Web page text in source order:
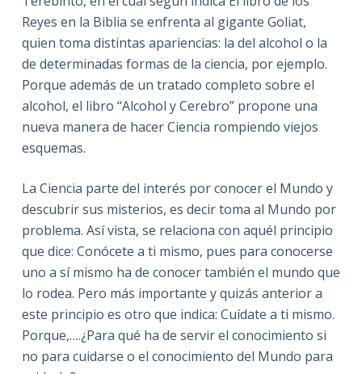
Reyes en la Biblia se enfrenta al gigante Goliat,
quien toma distintas apariencias: la del alcohol o la
de determinadas formas de la ciencia, por ejemplo.
Porque además de un tratado completo sobre el
alcohol, el libro “Alcohol y Cerebro” propone una
nueva manera de hacer Ciencia rompiendo viejos
esquemas.
La Ciencia parte del interés por conocer el Mundo y
descubrir sus misterios, es decir toma al Mundo por
problema. Así vista, se relaciona con aquél principio
que dice: Conócete a ti mismo, pues para conocerse
uno a sí mismo ha de conocer también el mundo que
lo rodea. Pero más importante y quizás anterior a
este principio es otro que indica: Cuídate a ti mismo.
Porque,….¿Para qué ha de servir el conocimiento si
no para cuidarse o el conocimiento del Mundo para